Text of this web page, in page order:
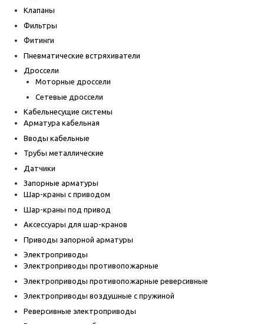
Клапаны
Фильтры
Фитинги
Пневматические встряхиватели
Дроссели
Моторные дроссели
Сетевые дроссели
Кабельнесущие системы
Арматура кабельная
Вводы кабельные
Трубы металлические
Датчики
Запорные арматуры
Шар-краны с приводом
Шар-краны под привод
Аксессуары для шар-кранов
Приводы запорной арматуры
Электроприводы
Электроприводы противопожарные
Электроприводы противопожарные реверсивные
Электроприводы воздушные с пружиной
Реверсивные электроприводы